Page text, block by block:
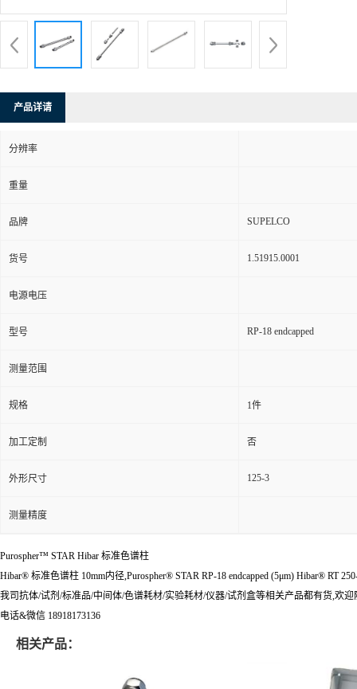
产品详请
分辨率
重量
品牌 SUPELCO
货号 1.51915.0001
电源电压
型号 RP-18 endcapped
测量范围
规格 1件
加工定制 否
外形尺寸 125-3
测量精度
Purospher™ STAR Hibar 标准色谱柱
Hibar® 标准色谱柱 10mm内径,Purospher® STAR RP-18 endcapped (5μm) Hibar® RT
我司抗体/试剂/标准品/中间体/色谱耗材/实验耗材/仪器/试剂盒等相关产品都有货,欢
电话&微信 18918173136
相关产品：